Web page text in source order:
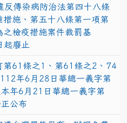
傳染病防治法第四十八條
施、第五十八條第一項第
檢疫措施案件裁罰基
起廢止
第61條之1、第61條之2、74
年6月28日華總一義字第
年6月21日華總一義字第
公布